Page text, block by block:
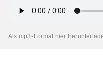
Als mp3-Format hier